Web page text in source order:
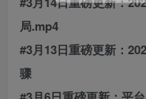
局.mp4
#3月13日重磅更新：
骤